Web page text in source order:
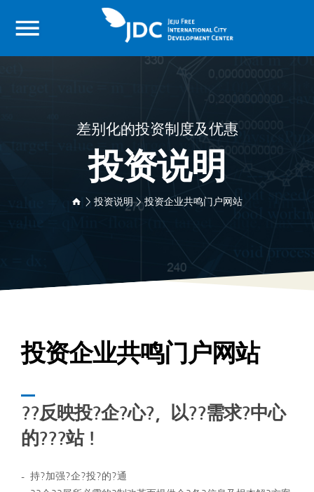
差别化的投资制度及优惠
投资说明
> 投资说明 > 投资企业共鸣门户网站
投资企业共鸣门户网站
??反映投?企?心?，以??需求?中心
的???站！
持?加强?企?投?的?通